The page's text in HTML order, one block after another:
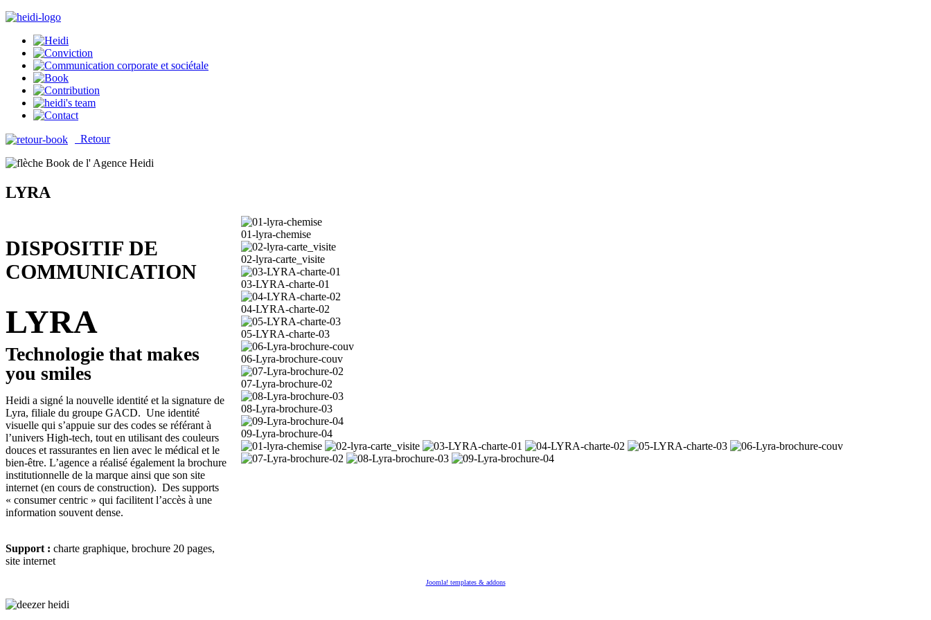
Retour
LYRA
DISPOSITIF DE
COMMUNICATION
LYRA
Technologie that makes
you smiles
Heidi a signé la nouvelle identité et la signature de
Lyra, filiale du groupe GACD. Une identité
visuelle qui s’appuie sur des codes se référant à
l’univers High-tech, tout en utilisant des couleurs
douces et rassurantes en lien avec le médical et le
bien-être. L’agence a réalisé également la brochure
institutionnelle de la marque ainsi que son site
internet (en cours de construction). Des supports
« consumer centric » qui facilitent l’accès à une
information souvent dense.
Support : charte graphique, brochure 20 pages,
site internet
01-lyra-chemise
02-lyra-carte_visite
03-LYRA-charte-01
04-LYRA-charte-02
05-LYRA-charte-03
06-Lyra-brochure-couv
07-Lyra-brochure-02
08-Lyra-brochure-03
09-Lyra-brochure-04
Joomla! templates & addons